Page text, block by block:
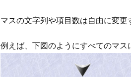
マスの文字列や項目数は自由に変更
例えば、下図のようにすべてのマス